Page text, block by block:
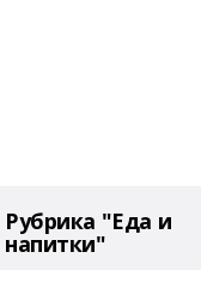
Рубрика "Еда и
напитки"